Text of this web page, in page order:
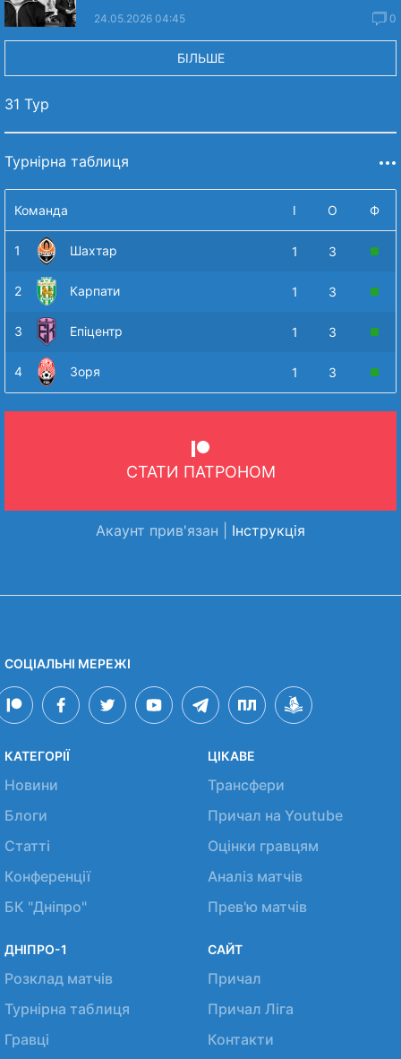
24.05.2026 04:45 0
БІЛЬШЕ
31 Тур
Турнірна таблиця
Команда І О Ф
1 Шахтар 1 3
2 Карпати 1 3
3 Епіцентр 1 3
4 Зоря 1 3
СТАТИ ПАТРОНОМ
Акаунт прив'язан | Інструкція
СОЦІАЛЬНІ МЕРЕЖІ
КАТЕГОРІЇ
Новини
Блоги
Статті
Конференції
БК "Дніпро"
ЦІКАВЕ
Трансфери
Причал на Youtube
Оцінки гравцям
Аналіз матчів
Прев'ю матчів
ДНІПРО-1
Розклад матчів
Турнірна таблиця
Гравці
САЙТ
Причал
Причал Ліга
Контакти